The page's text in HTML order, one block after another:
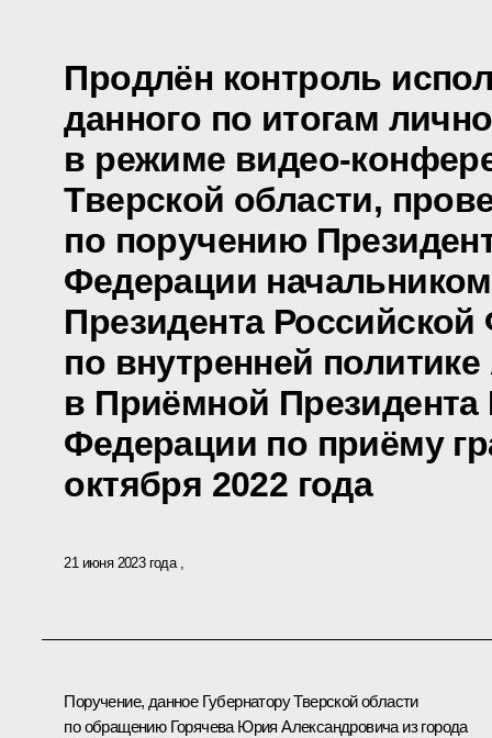
Продлён контроль
данного по итогам
в режиме видео-
Тверской области,
по поручению
Федерации
Президента
по внутренней
в Приёмной Президента
Федерации по приёму
октября 2022 года
21 июня 2023 года
Поручение, данное Губернатору Тверской области
по обращению Горячева Юрия Александровича из города